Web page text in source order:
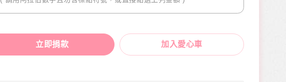
立即捐款 加入愛心車